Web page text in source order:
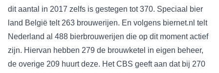
dit aantal in 2017 zelfs is gestegen tot 370. Speciaal bier
land België telt 263 brouwerijen. En volgens biernet.nl telt
Nederland al 488 bierbrouwerijen die op dit moment actief
zijn. Hiervan hebben 279 de brouwketel in eigen beheer,
de overige 209 huurt deze. Het CBS geeft aan dat bij 270